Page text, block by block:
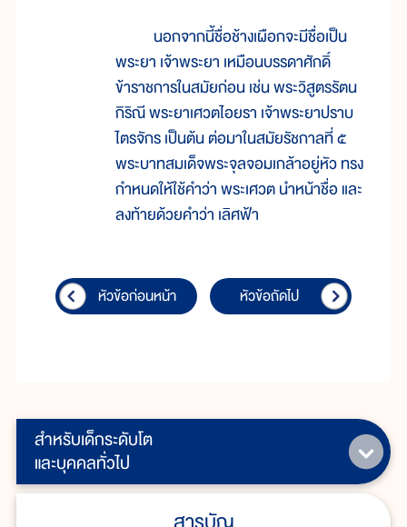
สำหรับเด็กระดับโต
และบุคคลทั่วไป
นอกจากนี้ชื่อช้างเผือกจะมีชื่อเป็น
พระยา เจ้าพระยา เหมือนบรรดาศักดิ์
ข้าราชการในสมัยก่อน เช่น พระวิสูตรรัตน
กิริณี พระยาเศวตไอยรา เจ้าพระยาปราบ
ไตรจักร เป็นต้น ต่อมาในสมัยรัชกาลที่ ๕
พระบาทสมเด็จพระจุลจอมเกล้าอยู่หัว ทรง
กำหนดให้ใช้คำว่า พระเศวต นำหน้าชื่อ และ
ลงท้ายด้วยคำว่า เลิศฟ้า
หัวข้อก่อนหน้า หัวข้อถัดไป